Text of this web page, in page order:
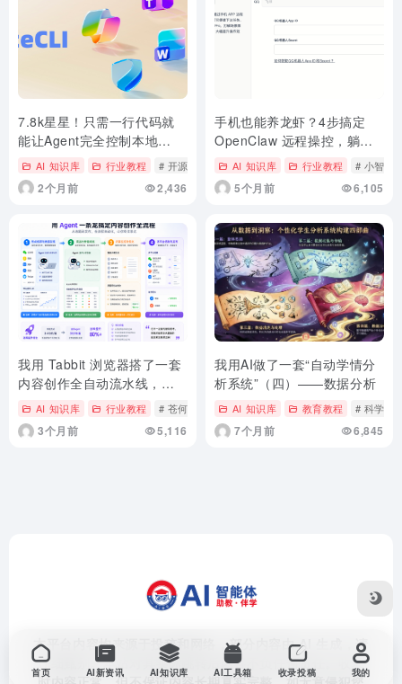
7.8k星星！只需一行代码就
能让Agent完全控制本地
Office三件套
AI 知识库 行业教程 # 开源AI项目落地
2个月前 2,436
手机也能养龙虾？4步搞定
OpenClaw 远程操控，躺着
就把活干了！
AI 知识库 行业教程 # 小智AI
5个月前 6,105
我用 Tabbit 浏览器搭了一套
内容创作全自动流水线，太
香了！
AI 知识库 行业教程 # 苍何
3个月前 5,116
我用AI做了一套“自动学情分
析系统”（四）——数据分析
AI 知识库 教育教程 # 科学老
7个月前 6,845
本平台内容均来源于投稿和网络，部分内容由 AI 生成，请
仔细甄别。本站对其实际跳转后内容不负任何责任。收录
首页 AI新资讯 AI知识库 AI工具箱 收录投稿 我的